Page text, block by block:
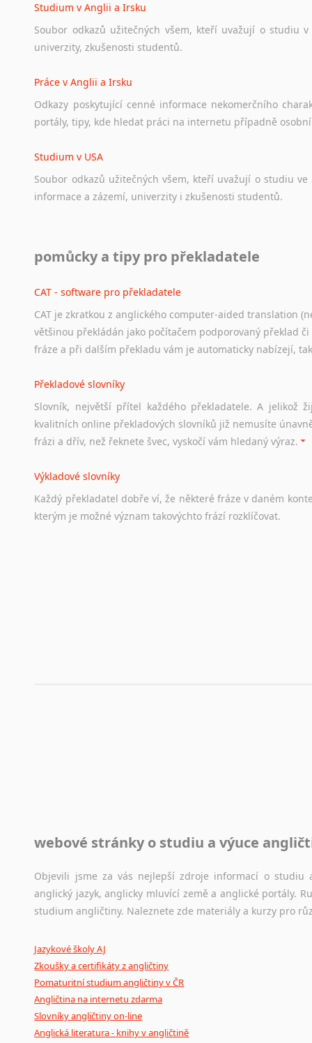
Studium v Anglii a Irsku
Soubor odkazů užitečných všem, kteří uvažují o studiu v
univerzity, zkušenosti studentů.
Práce v Anglii a Irsku
Odkazy poskytující cenné informace nekomerčního
portály, tipy, kde hledat práci na internetu případně osobní
Studium v USA
Soubor odkazů užitečných všem, kteří uvažují o studiu ve
informace a zázemí, univerzity i zkušenosti studentů.
Odkazy poskytující cenné informace nekomerčního
Studium v Austrálii
Soubor odkazů užitečných všem, kteří uvažují o studiu v
a zázemí, australské univerzity a samozřejmě i osobní
Práce v Austrálii
Odkazy poskytující cenné informace nekomerčního
hledat práci na internetu případně osobní zkušenosti
Hledáte-li
práci
stejná obecná pravidla, jako pro český životopis. Tak dost
pomůcky a tipy pro překladatele
CAT - software pro překladatele
CAT je zkratkou z anglického computer-aided translation
většinou překládán jako počítačem podporovaný překlad
fráze a při dalším překladu vám je automaticky nabízejí,
Překladové slovníky
Slovník, největší přítel každého překladatele. A jelikož
kvalitních online překladových slovníků již nemusíte
frázi a dřív, než řeknete švec, vyskočí vám hledaný výraz.
Výkladové slovníky
Každý překladatel dobře ví, že některé fráze v daném
kterým je možné význam takovýchto frází rozklíčovat.
Jazykový korpus je elektronický soubor autentických
původního zdroje textu.
Ostatní pomůcky pro překladatele
poradny a pravidla
webové stránky o studiu a výuce
Objevili jsme za vás nejlepší zdroje informací o studiu
anglický jazyk, anglicky mluvící země a anglické portály.
studium angličtiny. Naleznete zde materiály a kurzy pro
Jazykové školy AJ
Zkoušky a certifikáty z angličtiny
Pomaturitní studium angličtiny v ČR
Angličtina na internetu zdarma
Slovníky angličtiny on-line
Anglická literatura - knihy v angličtině